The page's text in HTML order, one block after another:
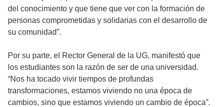
del conocimiento y que tiene que ver con la formación de
personas comprometidas y solidarias con el desarrollo de
su comunidad”.
Por su parte, el Rector General de la UG, manifestó que
los estudiantes son la razón de ser de una universidad.
“Nos ha tocado vivir tiempos de profundas
transformaciones, estamos viviendo no una época de
cambios, sino que estamos viviendo un cambio de época”.